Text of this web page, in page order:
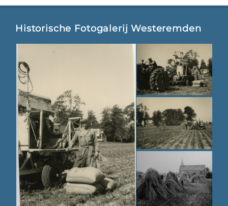
Historische Fotogalerij Westeremden